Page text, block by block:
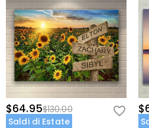
$64.95$130.00
Saldi di Estate